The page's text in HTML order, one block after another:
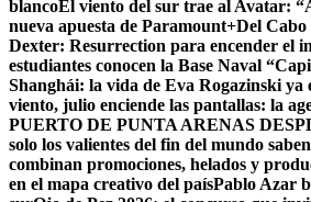
blancoEl viento del sur trae al Avatar:
nueva apuesta de Paramount+Del Cabo
Dexter: Resurrection para encender el
estudiantes conocen la Base Naval
Shanghái: la vida de Eva Rogazinski ya
viento, julio enciende las pantallas: la
PUERTO DE PUNTA ARENAS
solo los valientes del fin del mundo
combinan promociones, helados y
en el mapa creativo del paísPablo Azar